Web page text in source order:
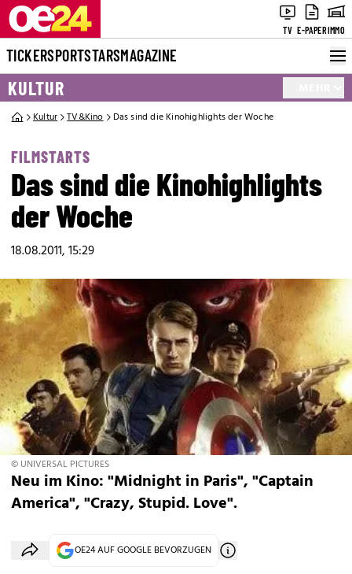
TV E-PAPERIMMO
TICKERSPORTSTARSMAGAZINE
KULTUR
Kultur TV&Kino Das sind die Kinohighlights der Woche
FILMSTARTS
Das sind die Kinohighlights
der Woche
18.08.2011, 15:29
© UNIVERSAL PICTURES
Neu im Kino: "Midnight in Paris", "Captain
America", "Crazy, Stupid. Love".
OE24 AUF GOOGLE BEVORZUGEN